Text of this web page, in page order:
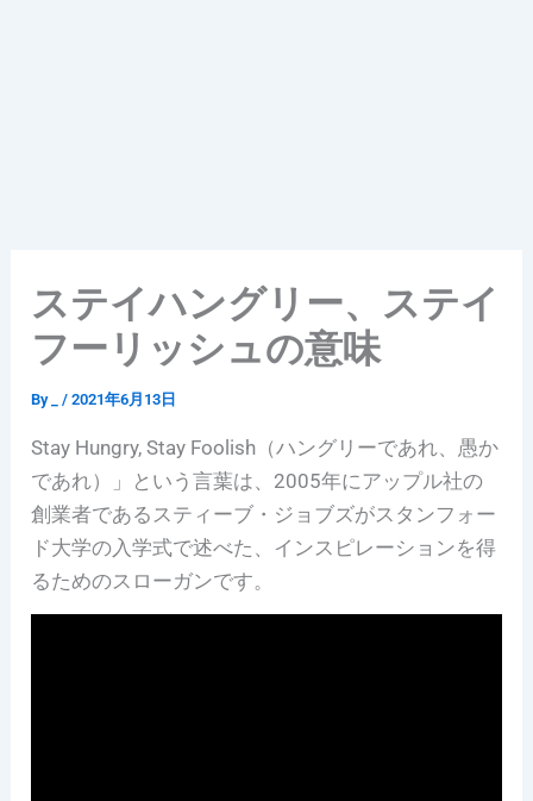
ステイハングリー、ステイ
フーリッシュの意味
By _/2021年6月13日
Stay Hungry, Stay Foolish（ハングリーであれ、愚か
であれ）」という言葉は、2005年にアップル社の
創業者であるスティーブ・ジョブズがスタンフォー
ド大学の入学式で述べた、インスピレーションを得
るためのスローガンです。